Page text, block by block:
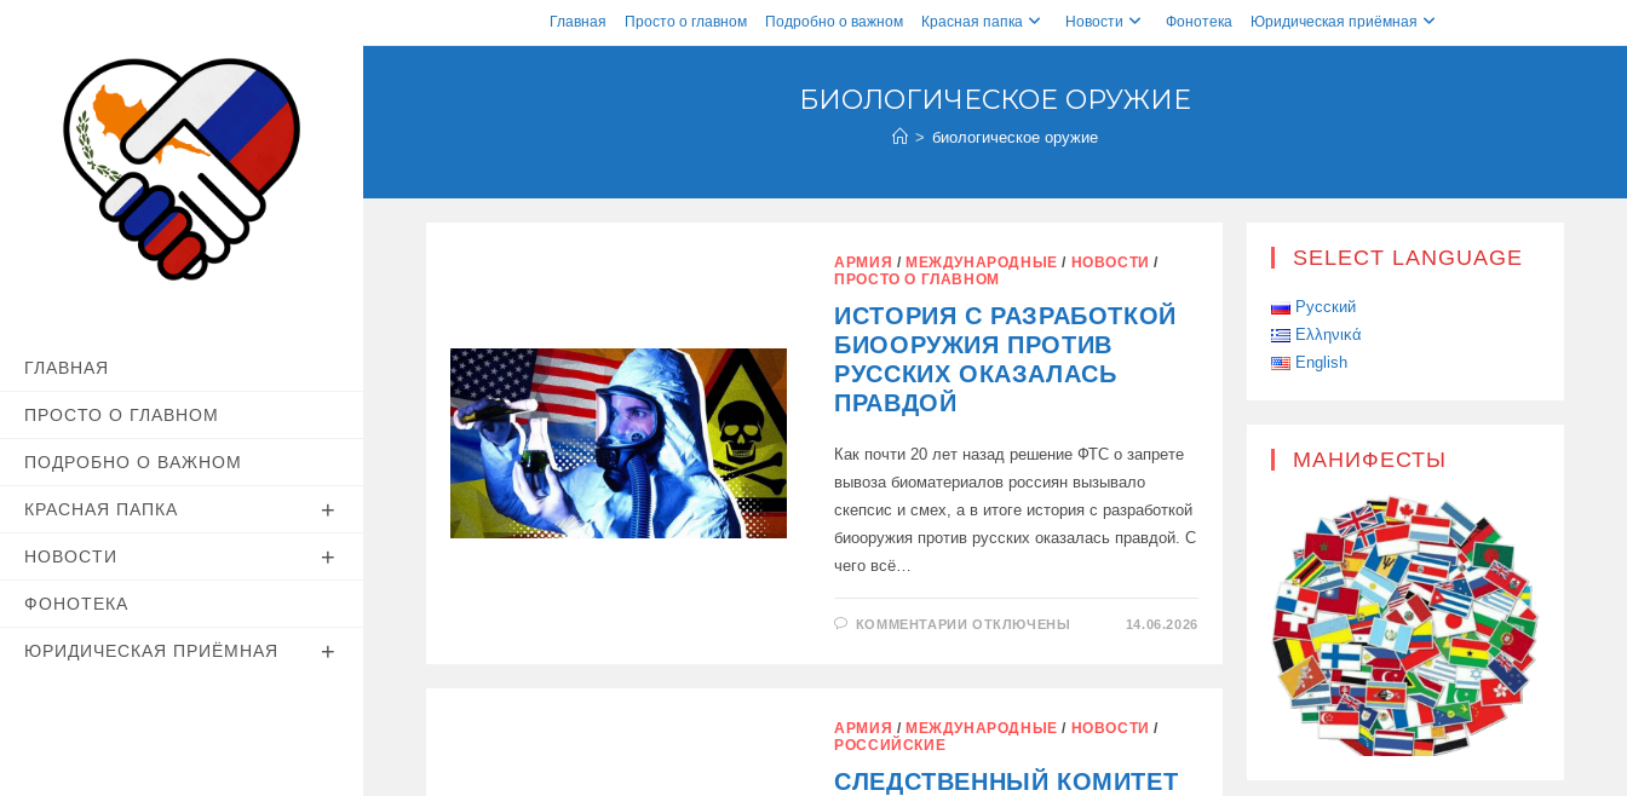
к
Главная Просто о главном Подробно о важном Красная папка Новости Фонотека Юридическая приёмная
ГЛАВНАЯ
ПРОСТО О ГЛАВНОМ
ПОДРОБНО О ВАЖНОМ
КРАСНАЯ ПАПКА
НОВОСТИ
ФОНОТЕКА
ЮРИДИЧЕСКАЯ ПРИЁМНАЯ
БИОЛОГИЧЕСКОЕ ОРУЖИЕ
> биологическое оружие
АРМИЯ / МЕЖДУНАРОДНЫЕ / НОВОСТИ /
ПРОСТО О ГЛАВНОМ
ИСТОРИЯ С РАЗРАБОТКОЙ
БИООРУЖИЯ ПРОТИВ
РУССКИХ ОКАЗАЛАСЬ
ПРАВДОЙ
Как почти 20 лет назад решение ФТС о запрете
вывоза биоматериалов россиян вызывало
скепсис и смех, а в итоге история с разработкой
биооружия против русских оказалась правдой. С
чего всё…
КОММЕНТАРИИ К
РУССКИХ
ПРАВДОЙ
ОТКЛЮЧЕНЫ 14.06.2026
АРМИЯ / МЕЖДУНАРОДНЫЕ / НОВОСТИ /
РОССИЙСКИЕ
СЛЕДСТВЕННЫЙ КОМИТЕТ
SELECT LANGUAGE
Русский
Ελληνικά
English
МАНИФЕСТЫ